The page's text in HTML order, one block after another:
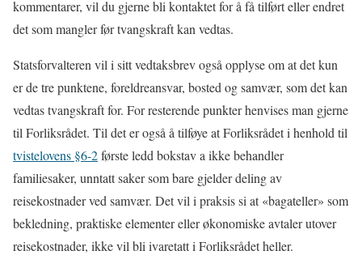
kommentarer, vil du gjerne bli kontaktet for å få tilført eller endret
det som mangler før tvangskraft kan vedtas.
Statsforvalteren vil i sitt vedtaksbrev også opplyse om at det kun
er de tre punktene, foreldreansvar, bosted og samvær, som det kan
vedtas tvangskraft for. For resterende punkter henvises man gjerne
til Forliksrådet. Til det er også å tilføye at Forliksrådet i henhold til
tvistelovens §6-2første ledd bokstav a ikke behandler
familiesaker, unntatt saker som bare gjelder deling av
reisekostnader ved samvær. Det vil i praksis si at «bagateller» som
bekledning, praktiske elementer eller økonomiske avtaler utover
reisekostnader, ikke vil bli ivaretatt i Forliksrådet heller.